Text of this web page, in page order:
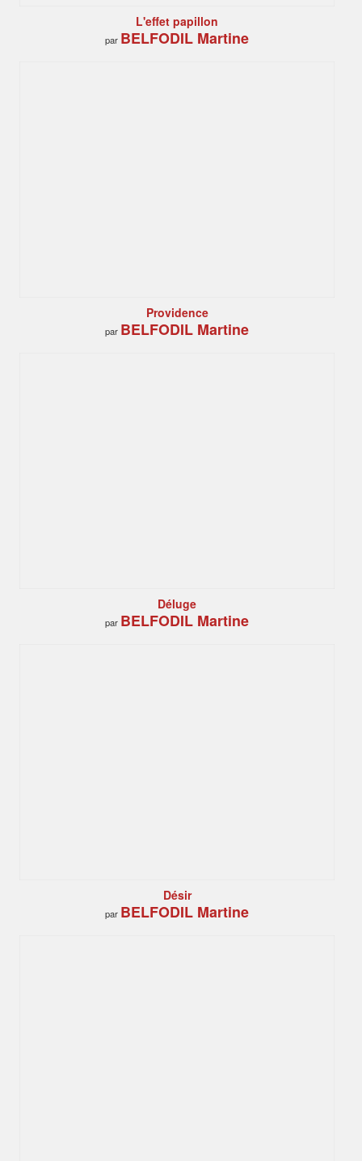
L'effet papillon
par BELFODIL Martine
Providence
par BELFODIL Martine
Déluge
par BELFODIL Martine
Désir
par BELFODIL Martine